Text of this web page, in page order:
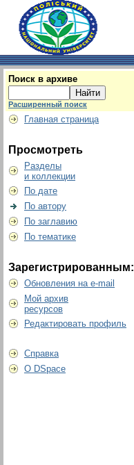
Поиск в архиве
Расширенный поиск
Главная страница
Просмотреть
Разделы
и коллекции
По дате
По автору
По заглавию
По тематике
Зарегистрированным:
Обновления на e-mail
Мой архив
ресурсов
Редактировать профиль
Справка
О DSpace